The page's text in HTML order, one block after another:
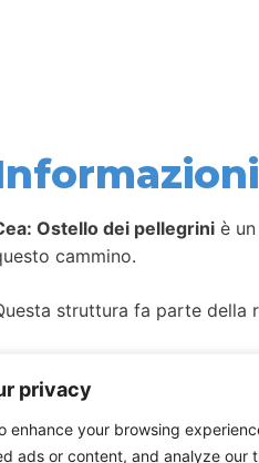
privacy
enhance your browsing
ads or content, and analyze our
Ostello dei pellegrini è
cammino.
struttura fa parte della
Come per la maggior parte